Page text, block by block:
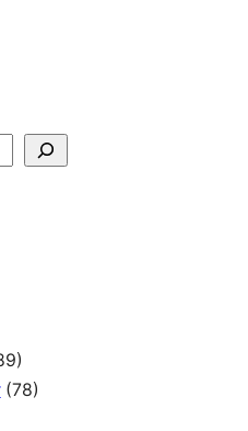
(78)